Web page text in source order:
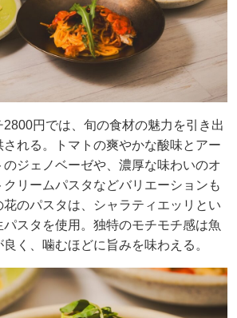
2800円では、旬の食材の魅力を引き出
される。トマトの爽やかな酸味とアー
ジェノベーゼや、濃厚な味わいのオ
リームパスタなどバリエーションも
のパスタは、シャラティエッリとい
パスタを使用。独特のモチモチ感は魚
く、噛むほどに旨みを味わえる。